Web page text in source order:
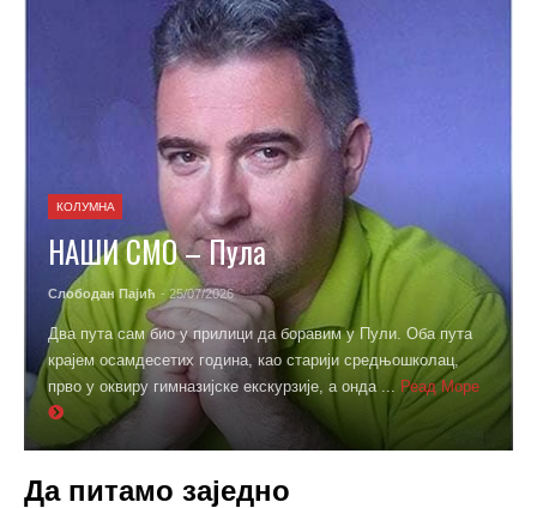
КОЛУМНА
НАШИ СМО – Пула
Слободан Пајић - 25/07/2026
Два пута сам био у прилици да боравим у Пули. Оба пута
крајем осамдесетих година, као старији средњошколац,
прво у оквиру гимназијске екскурзије, а онда ... Реад Море
Да питамо заједно